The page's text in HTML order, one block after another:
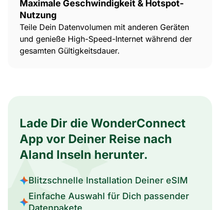
Maximale Geschwindigkeit & Hotspot-
Nutzung
Teile Dein Datenvolumen mit anderen Geräten
und genieße High-Speed-Internet während der
gesamten Gültigkeitsdauer.
Lade Dir die WonderConnect
App vor Deiner Reise nach
Aland Inseln herunter.
Blitzschnelle Installation Deiner eSIM
Einfache Auswahl für Dich passender
Datenpakete